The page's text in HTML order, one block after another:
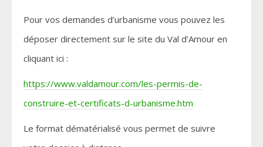
Pour vos demandes d’urbanisme vous pouvez les
déposer directement sur le site du Val d’Amour en
cliquant ici :
https://www.valdamour.com/les-permis-de-
construire-et-certificats-d-urbanisme.htm
Le format dématérialisé vous permet de suivre